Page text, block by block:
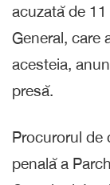
acuzată de
General, care
acesteia,
presă.
Procurorul de
penală a